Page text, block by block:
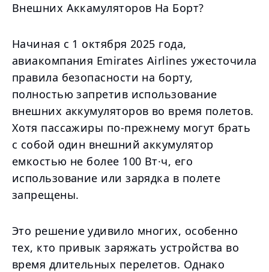
Внешних Аккамуляторов На Борт?
Начиная с 1 октября 2025 года,
авиакомпания Emirates Airlines ужесточила
правила безопасности на борту,
полностью запретив использование
внешних аккумуляторов во время полетов.
Хотя пассажиры по-прежнему могут брать
с собой один внешний аккумулятор
емкостью не более 100 Вт·ч, его
использование или зарядка в полете
запрещены.
Это решение удивило многих, особенно
тех, кто привык заряжать устройства во
время длительных перелетов. Однако